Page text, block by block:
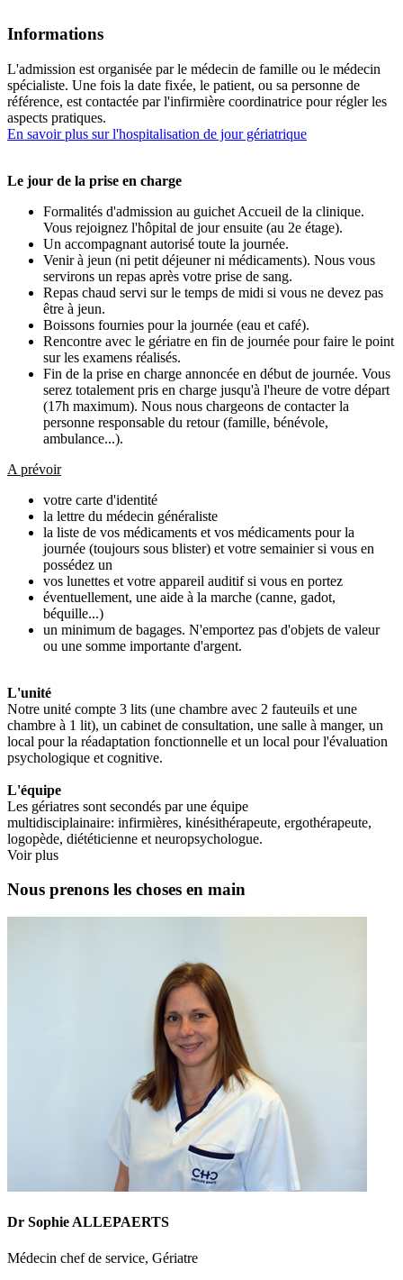
Informations
L'admission est organisée par le médecin de famille ou le médecin
spécialiste. Une fois la date fixée, le patient, ou sa personne de
référence, est contactée par l'infirmière coordinatrice pour régler les
aspects pratiques.
En savoir plus sur l'hospitalisation de jour gériatrique
Le jour de la prise en charge
Formalités d'admission au guichet Accueil de la clinique.
Vous rejoignez l'hôpital de jour ensuite (au 2e étage).
Un accompagnant autorisé toute la journée.
Venir à jeun (ni petit déjeuner ni médicaments). Nous vous
servirons un repas après votre prise de sang.
Repas chaud servi sur le temps de midi si vous ne devez pas
être à jeun.
Boissons fournies pour la journée (eau et café).
Rencontre avec le gériatre en fin de journée pour faire le point
sur les examens réalisés.
Fin de la prise en charge annoncée en début de journée. Vous
serez totalement pris en charge jusqu'à l'heure de votre départ
(17h maximum). Nous nous chargeons de contacter la
personne responsable du retour (famille, bénévole,
ambulance...).
A prévoir
votre carte d'identité
la lettre du médecin généraliste
la liste de vos médicaments et vos médicaments pour la
journée (toujours sous blister) et votre semainier si vous en
possédez un
vos lunettes et votre appareil auditif si vous en portez
éventuellement, une aide à la marche (canne, gadot,
béquille...)
un minimum de bagages. N'emportez pas d'objets de valeur
ou une somme importante d'argent.
L'unité
Notre unité compte 3 lits (une chambre avec 2 fauteuils et une
chambre à 1 lit), un cabinet de consultation, une salle à manger, un
local pour la réadaptation fonctionnelle et un local pour l'évaluation
psychologique et cognitive.
L'équipe
Les gériatres sont secondés par une équipe
multidisciplainaire: infirmières, kinésithérapeute, ergothérapeute,
logopède, diététicienne et neuropsychologue.
Voir plus
Nous prenons les choses en main
Dr Sophie ALLEPAERTS
Médecin chef de service, Gériatre